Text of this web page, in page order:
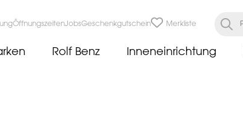
ÖffnungszeitenJobsGeschenkgutschein Merkliste
Rolf Benz Inneneinrichtung